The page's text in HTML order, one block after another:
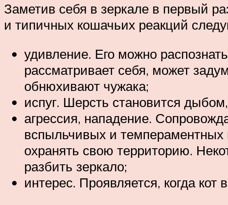
Заметив себя в зеркале в первый
и типичных кошачьих реакций
удивление. Его можно
рассматривает себя, может
обнюхивают чужака;
испуг. Шерсть становится
агрессия, нападение.
вспыльчивых и темпераментных
охранять свою территорию.
разбить зеркало;
интерес. Проявляется, когда кот